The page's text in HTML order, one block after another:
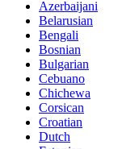
Azerbaijani
Belarusian
Bengali
Bosnian
Bulgarian
Cebuano
Chichewa
Corsican
Croatian
Dutch